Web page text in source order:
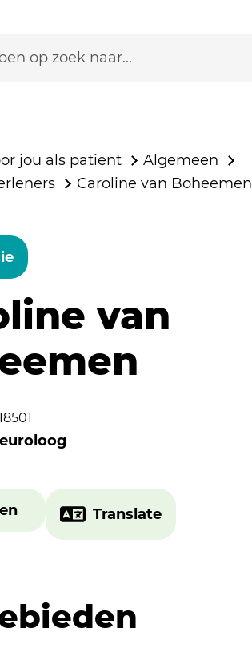
jou als patiënt
Algemeen
Caroline van Boheemen
van
Translate